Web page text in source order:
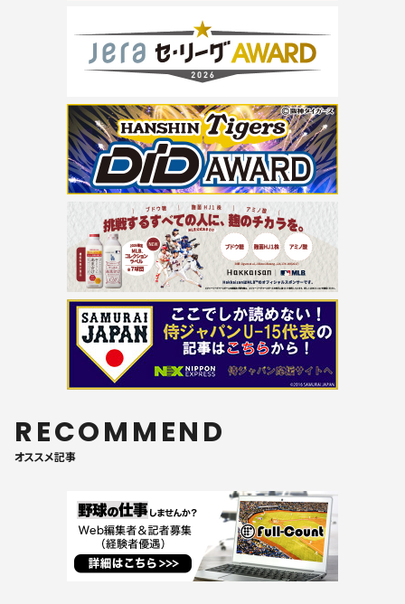
RECOMMEND
オススメ記事